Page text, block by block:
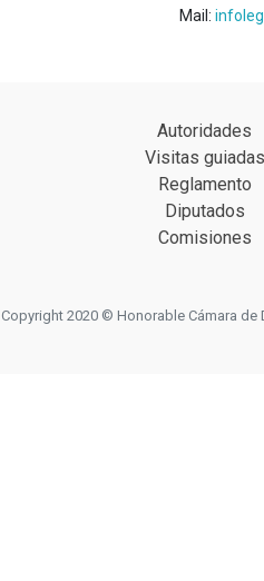
Mail:
Autoridades
Visitas guiadas
Reglamento
Diputados
Comisiones
Copyright 2020 © Honorable Cámara de